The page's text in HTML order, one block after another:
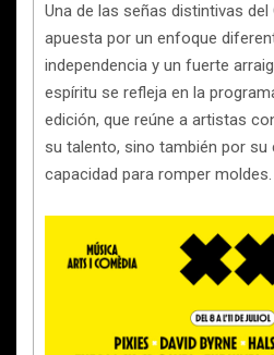
Una de las señas distintivas del
apuesta por un enfoque
independencia y un fuerte
espíritu se refleja en la
edición, que reúne a artistas
su talento, sino también por
capacidad para romper moldes.